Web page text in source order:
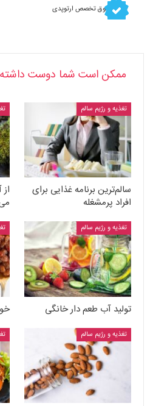
فوق تخصص ارتوپدی
ممکن است شما دوست داشته
تغذیه و رژیم سالم
سالم‌ترین برنامه غذایی برای
افراد پرمشغله
تغذیه و رژیم سالم
تولید آب طعم دار خانگی
تغذیه و رژیم سالم